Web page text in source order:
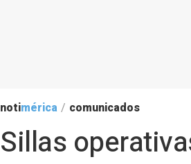
notimérica / comunicados
Sillas